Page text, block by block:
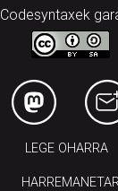
Codesyntaxek
LEGE OHARRA